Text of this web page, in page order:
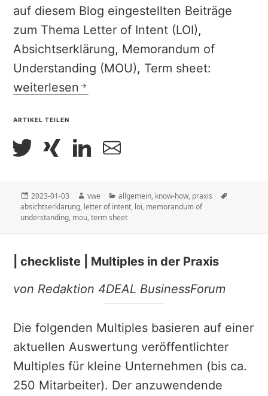
auf diesem Blog eingestellten Beiträge
zum Thema Letter of Intent (LOI),
Absichtserklärung, Memorandum of
Understanding (MOU), Term sheet:
| know-how| Thema Letter of Intent –
weiterlesen
ARTIKEL TEILEN
Veröffentlicht
am
2023-01-03 Autor
vwe Kategorien
allgemein, know-how, praxis
absichtserklärung, letter of intent, loi, memorandum of
understanding, mou,term sheet
| checkliste | Multiples in der Praxis
von Redaktion 4DEAL BusinessForum
Die folgenden Multiples basieren auf einer
aktuellen Auswertung veröffentlichter
Multiples für kleine Unternehmen (bis ca.
250 Mitarbeiter). Der anzuwendende